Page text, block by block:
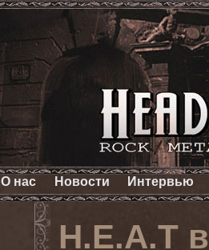
О нас Новости Интервью
H.E.A.T